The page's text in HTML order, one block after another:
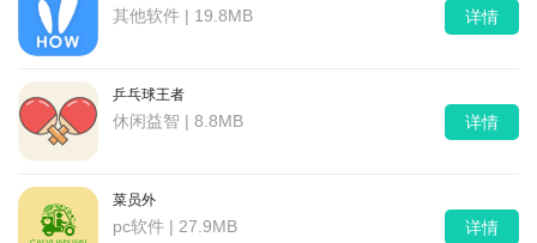
其他软件 | 19.8MB 详情
乒乓球王者
休闲益智 | 8.8MB 详情
菜员外
pc软件 | 27.9MB 详情